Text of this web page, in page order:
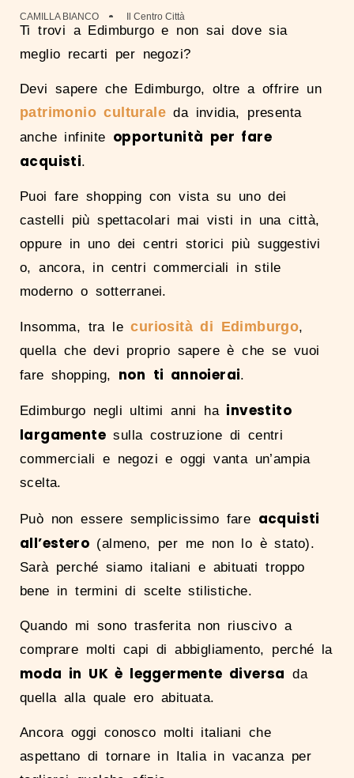
CAMILLA BIANCO Il Centro Città
Ti trovi a Edimburgo e non sai dove sia
meglio recarti per negozi?
Devi sapere che Edimburgo, oltre a offrire un
patrimonio culturale da invidia, presenta
anche infinite opportunità per fare
acquisti.
Puoi fare shopping con vista su uno dei
castelli più spettacolari mai visti in una città,
oppure in uno dei centri storici più suggestivi
o, ancora, in centri commerciali in stile
moderno o sotterranei.
Insomma, tra lecuriosità di Edimburgo,
quella che devi proprio sapere è che se vuoi
fare shopping, non ti annoierai.
Edimburgo negli ultimi anni ha investito
largamente sulla costruzione di centri
commerciali e negozi e oggi vanta un’ampia
scelta.
Può non essere semplicissimo fare acquisti
all’estero (almeno, per me non lo è stato).
Sarà perché siamo italiani e abituati troppo
bene in termini di scelte stilistiche.
Quando mi sono trasferita non riuscivo a
comprare molti capi di abbigliamento, perché la
moda in UK è leggermente diversa da
quella alla quale ero abituata.
Ancora oggi conosco molti italiani che
aspettano di tornare in Italia in vacanza per